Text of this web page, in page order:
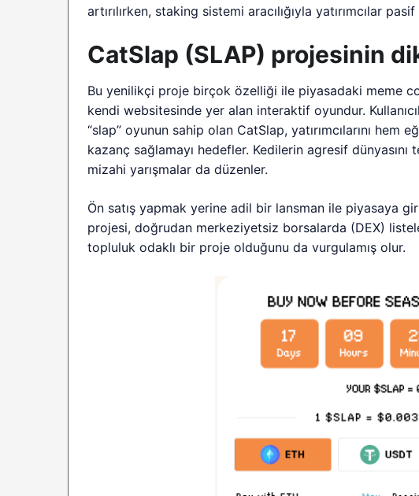
artırılırken, staking sistemi aracılığıyla yatırımcılar
CatSlap (SLAP) projesinin
Bu yenilikçi proje birçok özelliği ile piyasadaki meme
kendi websitesinde yer alan interaktif oyundur.
“slap” oyunun sahip olan CatSlap, yatırımcılarını hem
kazanç sağlamayı hedefler. Kedilerin agresif
mizahi yarışmalar da düzenler.
Ön satış yapmak yerine adil bir lansman ile piyasaya
projesi, doğrudan merkeziyetsiz borsalarda (DEX)
topluluk odaklı bir proje olduğunu da vurgulamış olur.